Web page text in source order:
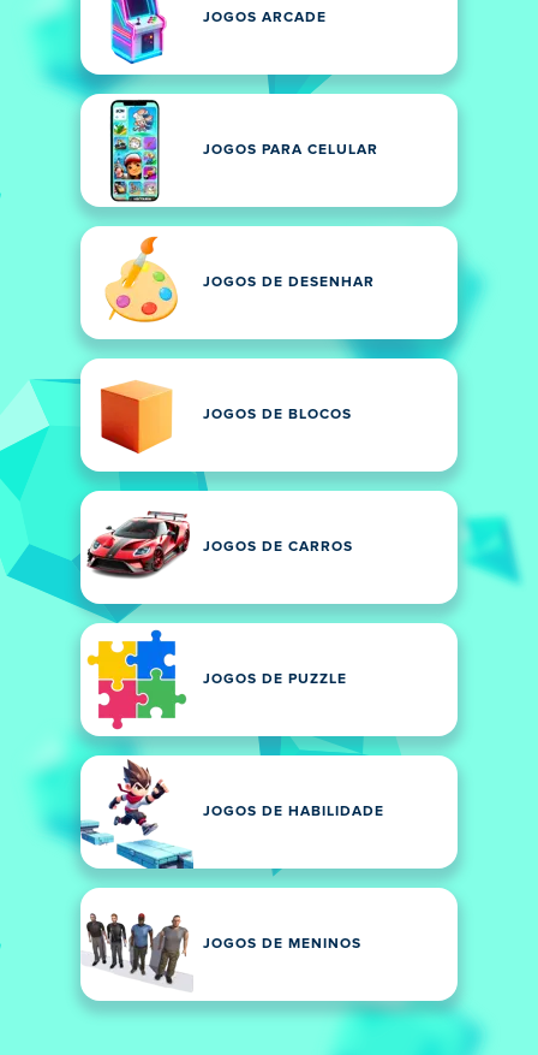
JOGOS ARCADE
JOGOS PARA CELULAR
JOGOS DE DESENHAR
JOGOS DE BLOCOS
JOGOS DE CARROS
JOGOS DE PUZZLE
JOGOS DE HABILIDADE
JOGOS DE MENINOS